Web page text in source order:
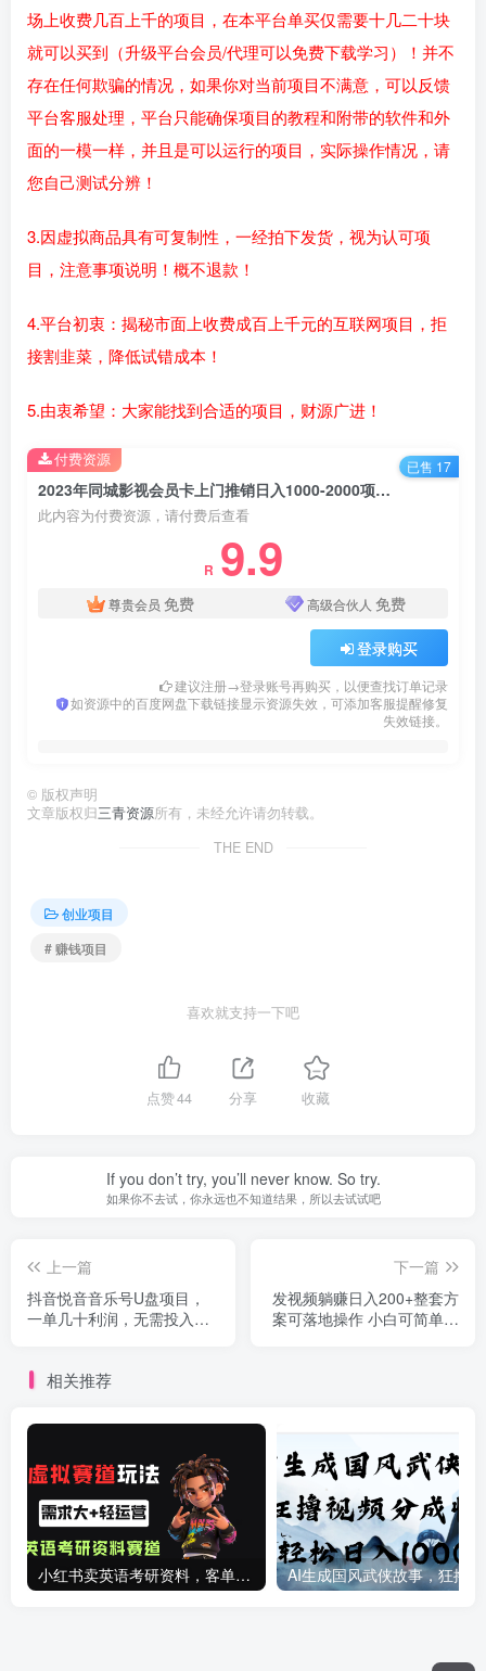
场上收费几百上千的项目，在本平台单买仅需要十几二十块
就可以买到（升级平台会员/代理可以免费下载学习）！并不
存在任何欺骗的情况，如果你对当前项目不满意，可以反馈
平台客服处理，平台只能确保项目的教程和附带的软件和外
面的一模一样，并且是可以运行的项目，实际操作情况，请
您自己测试分辨！
3.因虚拟商品具有可复制性，一经拍下发货，视为认可项
目，注意事项说明！概不退款！
4.平台初衷：揭秘市面上收费成百上千元的互联网项目，拒
接割韭菜，降低试错成本！
5.由衷希望：大家能找到合适的项目，财源广进！
2023年同城影视会员卡上门推销日入1000-2000项目变现新玩法及学员答疑
此内容为付费资源，请付费后查看
R 9.9
尊贵会员 免费 高级合伙人 免费
登录购买
建议注册→登录账号再购买，以便查找订单记录
如资源中的百度网盘下载链接显示资源失效，可添加客服提醒修复
失效链接。
付费资源 已售 17
© 版权声明
文章版权归三青资源所有，未经允许请勿转载。
THE END
创业项目
# 赚钱项目
喜欢就支持一下吧
点赞44 分享 收藏
If you don’t try, you’ll never know. So try.
如果你不去试，你永远也不知道结果，所以去试试吧
上一篇
抖音悦音音乐号U盘项目，
一单几十利润，无需投入太
下一篇
发视频躺赚日入200+整套方
案可落地操作 小白可简单上
相关推荐
小红书卖英语考研资料，客单价9.9，250天卖了16w!